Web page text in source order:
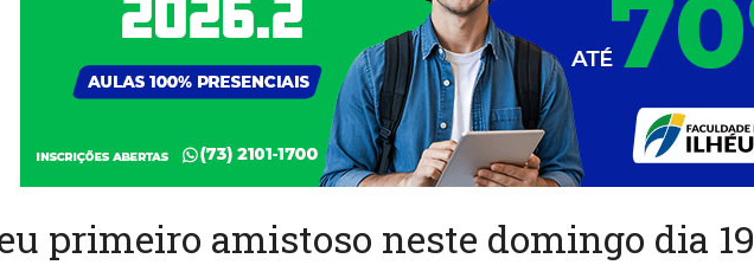
primeiro amistoso neste domingo dia 19